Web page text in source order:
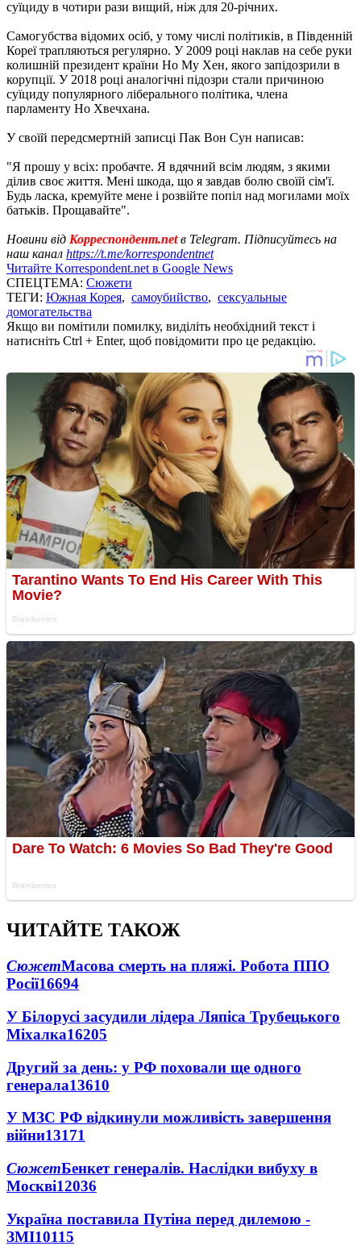
суїциду в чотири рази вищий, ніж для 20-річних.
Самогубства відомих осіб, у тому числі політиків, в Південній
Кореї трапляються регулярно. У 2009 році наклав на себе руки
колишній президент країни Но Му Хен, якого запідозрили в
корупції. У 2018 році аналогічні підозри стали причиною
суїциду популярного ліберального політика, члена
парламенту Но Хвечхана.
У своїй передсмертній записці Пак Вон Сун написав:
"Я прошу у всіх: пробачте. Я вдячний всім людям, з якими
ділив своє життя. Мені шкода, що я завдав болю своїй сім'ї.
Будь ласка, кремуйте мене і розвійте попіл над могилами моїх
батьків. Прощавайте".
Новини від Корреспондент.netв Telegram. Підписуйтесь на
наш канал https://t.me/korrespondentnet
Читайте Korrespondent.net в Google News
СПЕЦТЕМА: Сюжети
ТЕГИ: Южная Корея, самоубийство, сексуальные
домогательства
Якщо ви помітили помилку, виділіть необхідний текст і
натисніть Ctrl + Enter, щоб повідомити про це редакцію.
ЧИТАЙТЕ ТАКОЖ
СюжетМасова смерть на пляжі. Робота ППО
Росії16694
У Білорусі засудили лідера Ляпіса Трубецького
Міхалка16205
Другий за день: у РФ поховали ще одного
генерала13610
У МЗС РФ відкинули можливість завершення
війни13171
СюжетБенкет генералів. Наслідки вибуху в
Москві12036
Україна поставила Путіна перед дилемою -
ЗМІ10115